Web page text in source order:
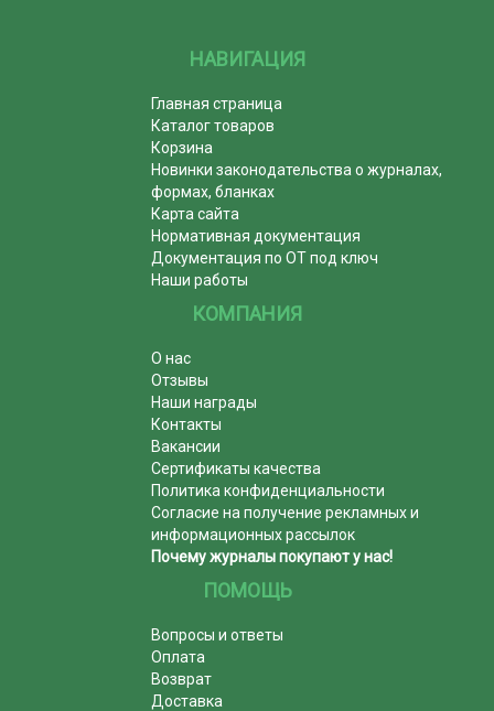
НАВИГАЦИЯ
Главная страница
Каталог товаров
Корзина
Новинки законодательства о журналах,
формах, бланках
Карта сайта
Нормативная документация
Документация по ОТ под ключ
Наши работы
КОМПАНИЯ
О нас
Отзывы
Наши награды
Контакты
Вакансии
Сертификаты качества
Политика конфиденциальности
Согласие на получение рекламных и
информационных рассылок
Почему журналы покупают у нас!
ПОМОЩЬ
Вопросы и ответы
Оплата
Возврат
Доставка